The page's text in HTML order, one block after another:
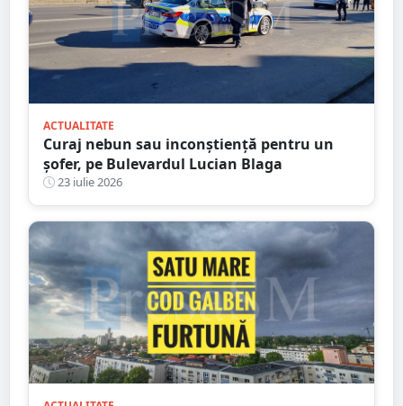
ACTUALITATE
Curaj nebun sau inconștiență pentru un
șofer, pe Bulevardul Lucian Blaga
23 iulie 2026